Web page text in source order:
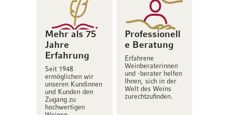
Mehr als 75
Jahre
Erfahrung
Seit 1948
ermöglichen wir
unseren Kundinnen
und Kunden den
Zugang zu
hochwertigen
Professionell
e Beratung
Erfahrene
Weinberaterinnen
und -berater helfen
Ihnen, sich in der
Welt des Weins
zurechtzufinden.